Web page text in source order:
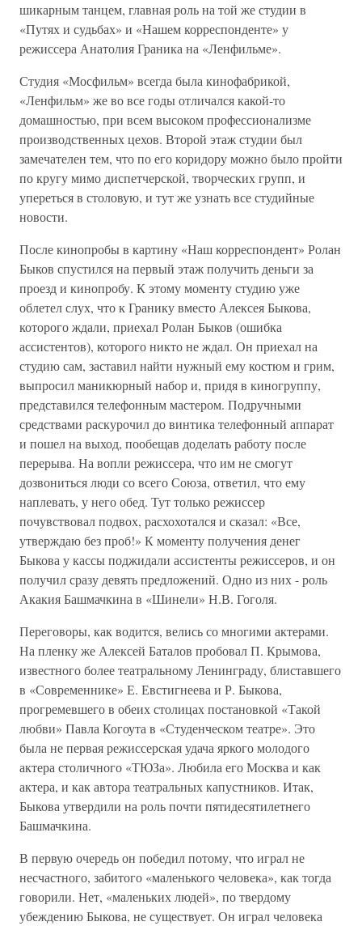
шикарным танцем, главная роль на той же студии в
«Путях и судьбах» и «Нашем корреспонденте» у
режиссера Анатолия Граника на «Ленфильме».
Студия «Мосфильм» всегда была кинофабрикой,
«Ленфильм» же во все годы отличался какой-то
домашностью, при всем высоком профессионализме
производственных цехов. Второй этаж студии был
замечателен тем, что по его коридору можно было пройти
по кругу мимо диспетчерской, творческих групп, и
упереться в столовую, и тут же узнать все студийные
новости.
После кинопробы в картину «Наш корреспондент» Ролан
Быков спустился на первый этаж получить деньги за
проезд и кинопробу. К этому моменту студию уже
облетел слух, что к Гранику вместо Алексея Быкова,
которого ждали, приехал Ролан Быков (ошибка
ассистентов), которого никто не ждал. Он приехал на
студию сам, заставил найти нужный ему костюм и грим,
выпросил маникюрный набор и, придя в киногруппу,
представился телефонным мастером. Подручными
средствами раскурочил до винтика телефонный аппарат
и пошел на выход, пообещав доделать работу после
перерыва. На вопли режиссера, что им не смогут
дозвониться люди со всего Союза, ответил, что ему
наплевать, у него обед. Тут только режиссер
почувствовал подвох, расхохотался и сказал: «Все,
утверждаю без проб!» К моменту получения денег
Быкова у кассы поджидали ассистенты режиссеров, и он
получил сразу девять предложений. Одно из них - роль
Акакия Башмачкина в «Шинели» Н.В. Гоголя.
Переговоры, как водится, велись со многими актерами.
На пленку же Алексей Баталов пробовал П. Крымова,
известного более театральному Ленинграду, блиставшего
в «Современнике» Е. Евстигнеева и Р. Быкова,
прогремевшего в обеих столицах постановкой «Такой
любви» Павла Когоута в «Студенческом театре». Это
была не первая режиссерская удача яркого молодого
актера столичного «ТЮЗа». Любила его Москва и как
актера, и как автора театральных капустников. Итак,
Быкова утвердили на роль почти пятидесятилетнего
Башмачкина.
В первую очередь он победил потому, что играл не
несчастного, забитого «маленького человека», как тогда
говорили. Нет, «маленьких людей», по твердому
убеждению Быкова, не существует. Он играл человека